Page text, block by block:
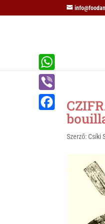
Szerző: Csíki
W
h
a
V